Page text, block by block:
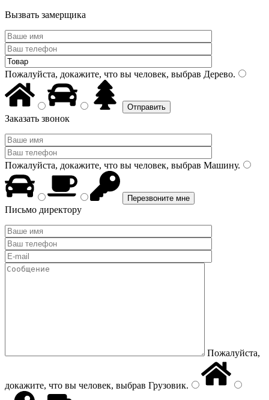
Вызвать замерщика
Пожалуйста, докажите, что вы человек, выбрав Дерево.
Заказать звонок
Пожалуйста, докажите, что вы человек, выбрав Машину.
Письмо директору
Пожалуйста,
докажите, что вы человек, выбрав Грузовик.